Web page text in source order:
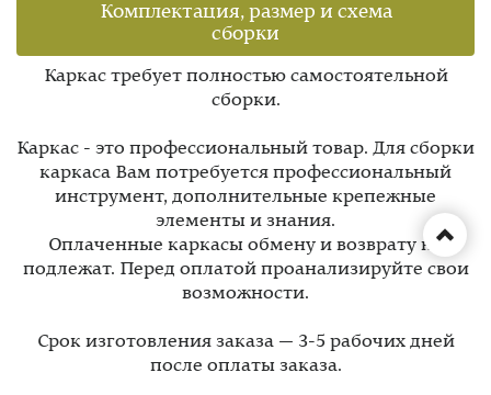
Комплектация, размер и схема
сборки
Каркас требует полностью самостоятельной
сборки.
Каркас - это профессиональный товар. Для сборки
каркаса Вам потребуется профессиональный
инструмент, дополнительные крепежные
элементы и знания.
Оплаченные каркасы обмену и возврату не
подлежат. Перед оплатой проанализируйте свои
возможности.
Срок изготовления заказа — 3-5 рабочих дней
после оплаты заказа.